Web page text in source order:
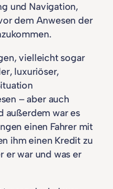
und Navigation,
dem Anwesen der
vielleicht sogar
luxuriöser,
– aber auch
außerdem war es
einen Fahrer mit
ihm einen Kredit zu
er war und was er